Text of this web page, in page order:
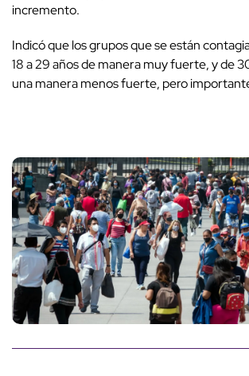
incremento.
Indicó que los grupos que se están
18 a 29 años de manera muy fuerte, y de
una manera menos fuerte, pero